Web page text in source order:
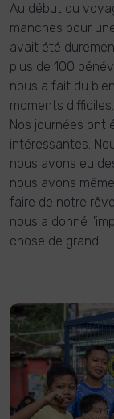
Au début du
manches pour
avait été
plus de 100
nous a fait du
moments difficiles.
Nos journées ont
intéressantes.
nous avons eu
nous avons
faire de notre
nous a donné
chose de grand.